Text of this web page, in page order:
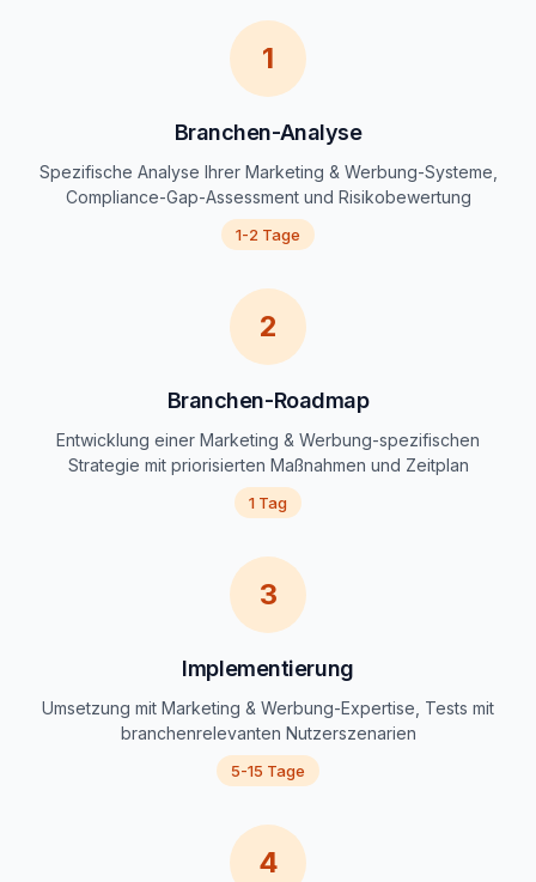
1
Branchen-Analyse
Spezifische Analyse Ihrer Marketing & Werbung-Systeme,
Compliance-Gap-Assessment und Risikobewertung
1-2 Tage
2
Branchen-Roadmap
Entwicklung einer Marketing & Werbung-spezifischen
Strategie mit priorisierten Maßnahmen und Zeitplan
1 Tag
3
Implementierung
Umsetzung mit Marketing & Werbung-Expertise, Tests mit
branchenrelevanten Nutzerszenarien
5-15 Tage
4